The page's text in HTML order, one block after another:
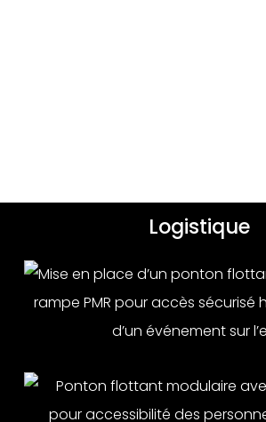
Logistique